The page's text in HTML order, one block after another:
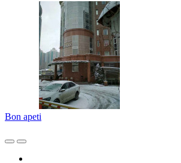
Bon apeti